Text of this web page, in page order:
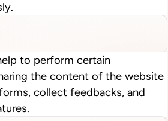
to perform certain
the content of the website
collect feedbacks, and